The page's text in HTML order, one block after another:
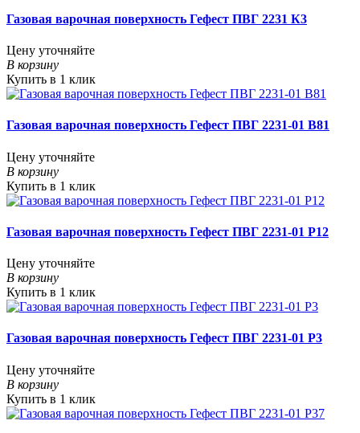
Газовая варочная поверхность Гефест ПВГ 2231 К3
Цену уточняйте
В корзину
Купить в 1 клик
Газовая варочная поверхность Гефест ПВГ 2231-01 В81
Цену уточняйте
В корзину
Купить в 1 клик
Газовая варочная поверхность Гефест ПВГ 2231-01 Р12
Цену уточняйте
В корзину
Купить в 1 клик
Газовая варочная поверхность Гефест ПВГ 2231-01 Р3
Цену уточняйте
В корзину
Купить в 1 клик